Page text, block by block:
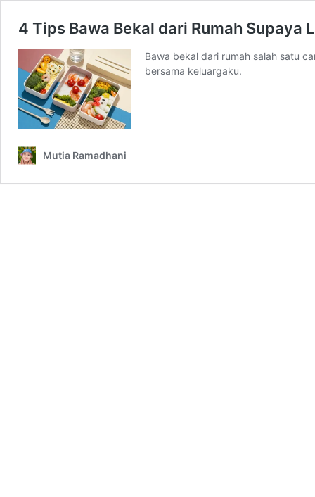
4 Tips Bawa Bekal dari Rumah Supaya
Bawa bekal dari rumah salah satu
bersama keluargaku.
Mutia Ramadhani